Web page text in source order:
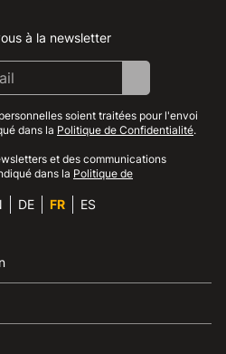
Instagram
Facebook
Linkedin
Youtube
à la newsletter
soient traitées pour l'envoi
dans la Politique de Confidentialité.
et des communications
dans la Politique de
DE FR ES